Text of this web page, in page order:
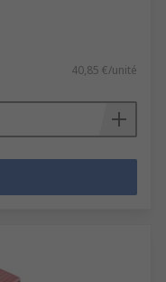
40,85 €/unité